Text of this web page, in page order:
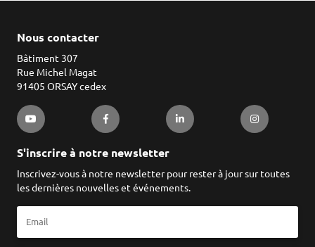
Nous contacter
Bâtiment 307
Rue Michel Magat
91405 ORSAY cedex
S'inscrire à notre newsletter
Inscrivez-vous à notre newsletter pour rester à jour sur toutes
les dernières nouvelles et événements.